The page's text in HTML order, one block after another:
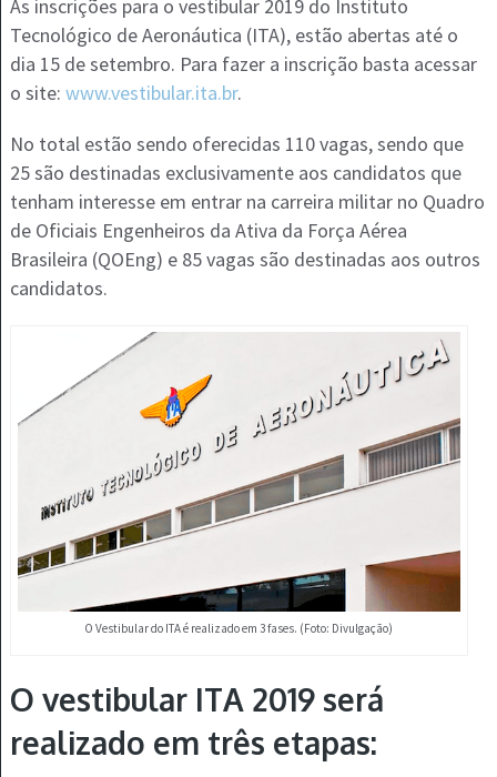
As inscrições para o vestibular 2019 do Instituto
Tecnológico de Aeronáutica (ITA), estão abertas até o
dia 15 de setembro. Para fazer a inscrição basta acessar
o site: www.vestibular.ita.br.
No total estão sendo oferecidas 110 vagas, sendo que
25 são destinadas exclusivamente aos candidatos que
tenham interesse em entrar na carreira militar no Quadro
de Oficiais Engenheiros da Ativa da Força Aérea
Brasileira (QOEng) e 85 vagas são destinadas aos outros
candidatos.
O Vestibular do ITA é realizado em 3 fases. (Foto: Divulgação)
O vestibular ITA 2019 será
realizado em três etapas: